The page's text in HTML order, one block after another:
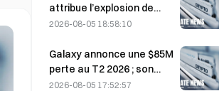
attribue l’explosion de
New Glenn en mai à une
moteur BE-4
2026-08-05 18:58:10
Galaxy annonce une $85M
perte au T2 2026 ; son
chiffre d’affaires est
2026-08-05 17:52:57